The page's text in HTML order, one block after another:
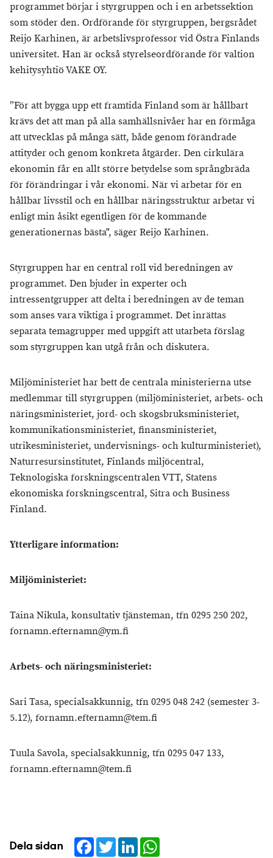
programmet börjar i styrgruppen och i en arbetssektion
som stöder den. Ordförande för styrgruppen, bergsrådet
Reijo Karhinen, är arbetslivsprofessor vid Östra Finlands
universitet. Han är också styrelseordförande för valtion
kehitysyhtiö VAKE OY.
”För att bygga upp ett framtida Finland som är hållbart
krävs det att man på alla samhällsnivåer har en förmåga
att utvecklas på många sätt, både genom förändrade
attityder och genom konkreta åtgärder. Den cirkulära
ekonomin får en allt större betydelse som språngbräda
för förändringar i vår ekonomi. När vi arbetar för en
hållbar livsstil och en hållbar näringsstruktur arbetar vi
enligt min åsikt egentligen för de kommande
generationernas bästa", säger Reijo Karhinen.
Styrgruppen har en central roll vid beredningen av
programmet. Den bjuder in experter och
intressentgrupper att delta i beredningen av de teman
som anses vara viktiga i programmet. Det inrättas
separata temagrupper med uppgift att utarbeta förslag
som styrgruppen kan utgå från och diskutera.
Miljöministeriet har bett de centrala ministerierna utse
medlemmar till styrgruppen (miljöministeriet, arbets- och
näringsministeriet, jord- och skogsbruksministeriet,
kommunikationsministeriet, finansministeriet,
utrikesministeriet, undervisnings- och kulturministeriet),
Naturresursinstitutet, Finlands miljöcentral,
Teknologiska forskningscentralen VTT, Statens
ekonomiska forskningscentral, Sitra och Business
Finland.
Ytterligare information:
Miljöministeriet:
Taina Nikula, konsultativ tjänsteman, tfn 0295 250 202,
fornamn.efternamn@ym.fi
Arbets- och näringsministeriet:
Sari Tasa, specialsakkunnig, tfn 0295 048 242 (semester 3-
5.12), fornamn.efternamn@tem.fi
Tuula Savola, specialsakkunnig, tfn 0295 047 133,
fornamn.efternamn@tem.fi
Dela sidan Facebook
TwitterLinkedIn